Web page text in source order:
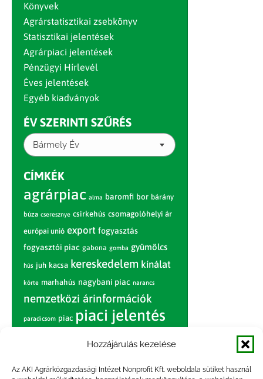
Hozzájárulás kezelése
Az AKI Agrárközgazdasági Intézet Nonprofit Kft. weboldala sütiket használ
Könyvek
Agrárstatisztikai zsebkönyv
Statisztikai jelentések
Agrárpiaci jelentések
Pénzügyi Hírlevél
Éves jelentések
Egyéb kiadványok
ÉV SZERINTI SZŰRÉS
Bármely Év
CÍMKÉK
agrárpiac alma baromfi bor bárány
búza cseresznye csirkehús csomagolóhelyi ár
európai unió export fogyasztás
fogyasztói piac gabona gomba gyümölcs
hús juh kacsa kereskedelem kínálat
körte marhahús nagybani piac narancs
nemzetközi árinformációk
paradicsom piac piaci jelentés
termelői
ár tojás világpiac vágóbárány